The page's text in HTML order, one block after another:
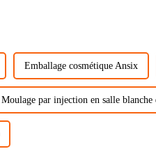
Emballage cosmétique Ansix
Moulage par injection en salle blanche